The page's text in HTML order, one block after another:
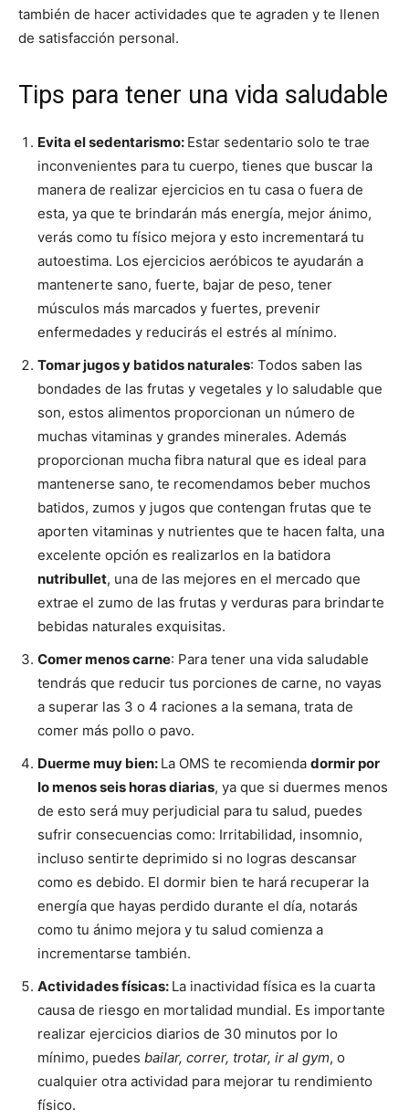
también de hacer actividades que te agraden y te llenen
de satisfacción personal.
Tips para tener una vida saludable
Evita el sedentarismo: Estar sedentario solo te trae
inconvenientes para tu cuerpo, tienes que buscar la
manera de realizar ejercicios en tu casa o fuera de
esta, ya que te brindarán más energía, mejor ánimo,
verás como tu físico mejora y esto incrementará tu
autoestima. Los ejercicios aeróbicos te ayudarán a
mantenerte sano, fuerte, bajar de peso, tener
músculos más marcados y fuertes, prevenir
enfermedades y reducirás el estrés al mínimo.
Tomar jugos y batidos naturales: Todos saben las
bondades de las frutas y vegetales y lo saludable que
son, estos alimentos proporcionan un número de
muchas vitaminas y grandes minerales. Además
proporcionan mucha fibra natural que es ideal para
mantenerse sano, te recomendamos beber muchos
batidos, zumos y jugos que contengan frutas que te
aporten vitaminas y nutrientes que te hacen falta, una
excelente opción es realizarlos en la batidora
nutribullet, una de las mejores en el mercado que
extrae el zumo de las frutas y verduras para brindarte
bebidas naturales exquisitas.
Comer menos carne: Para tener una vida saludable
tendrás que reducir tus porciones de carne, no vayas
a superar las 3 o 4 raciones a la semana, trata de
comer más pollo o pavo.
Duerme muy bien: La OMS te recomienda dormir por
lo menos seis horas diarias, ya que si duermes menos
de esto será muy perjudicial para tu salud, puedes
sufrir consecuencias como: Irritabilidad, insomnio,
incluso sentirte deprimido si no logras descansar
como es debido. El dormir bien te hará recuperar la
energía que hayas perdido durante el día, notarás
como tu ánimo mejora y tu salud comienza a
incrementarse también.
Actividades físicas: La inactividad física es la cuarta
causa de riesgo en mortalidad mundial. Es importante
realizar ejercicios diarios de 30 minutos por lo
mínimo, puedes bailar, correr, trotar, ir al gym, o
cualquier otra actividad para mejorar tu rendimiento
físico.